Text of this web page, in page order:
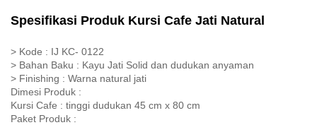
Spesifikasi Produk Kursi Cafe Jati Natural
> Kode : IJ KC- 0122
> Bahan Baku : Kayu Jati Solid dan dudukan anyaman
> Finishing : Warna natural jati
Dimesi Produk :
Kursi Cafe : tinggi dudukan 45 cm x 80 cm
Paket Produk :